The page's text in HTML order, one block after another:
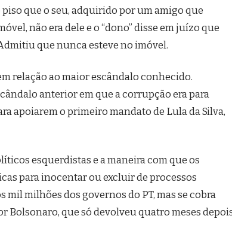
que o seu, adquirido por um amigo que
não era dele e o “dono” disse em juízo que
que nunca esteve no imóvel.
relação ao maior escândalo conhecido.
anterior em que a corrupção era para
apoiarem o primeiro mandato de Lula da Silva,
esquerdistas e a maneira com que os
para inocentar ou excluir de processos
milhões dos governos do PT, mas se cobra
Bolsonaro, que só devolveu quatro meses